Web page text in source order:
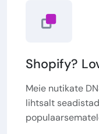
Shopify?
Meie nutikate
lihtsalt